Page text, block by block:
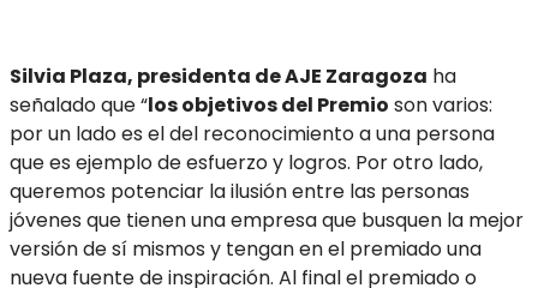
Silvia Plaza, presidenta de AJE Zaragoza ha
señalado que “los objetivos del Premio son varios:
por un lado es el del reconocimiento a una persona
que es ejemplo de esfuerzo y logros. Por otro lado,
queremos potenciar la ilusión entre las personas
jóvenes que tienen una empresa que busquen la mejor
versión de sí mismos y tengan en el premiado una
nueva fuente de inspiración. Al final el premiado o